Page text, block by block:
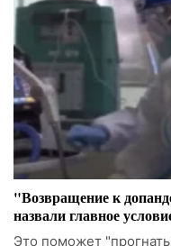
"Возвращение к
назвали главное
Это поможет